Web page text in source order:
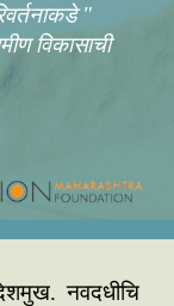
"
विकासाची
नवदधीचि